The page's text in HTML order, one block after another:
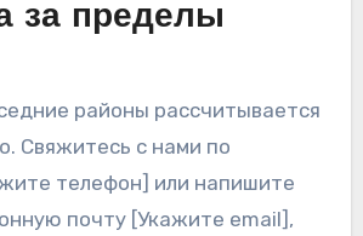
за пределы
районы рассчитывается
Свяжитесь с нами по
телефон] или напишите
почту [Укажите email],